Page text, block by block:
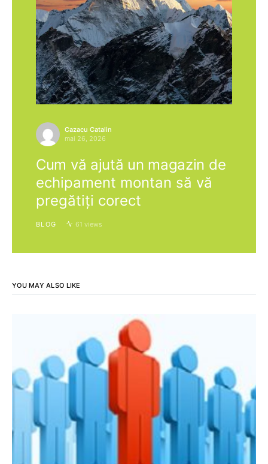
Cazacu Catalin
mai 26, 2026
Cum vă ajută un magazin de
echipament montan să vă
pregătiți corect
BLOG 61 views
YOU MAY ALSO LIKE